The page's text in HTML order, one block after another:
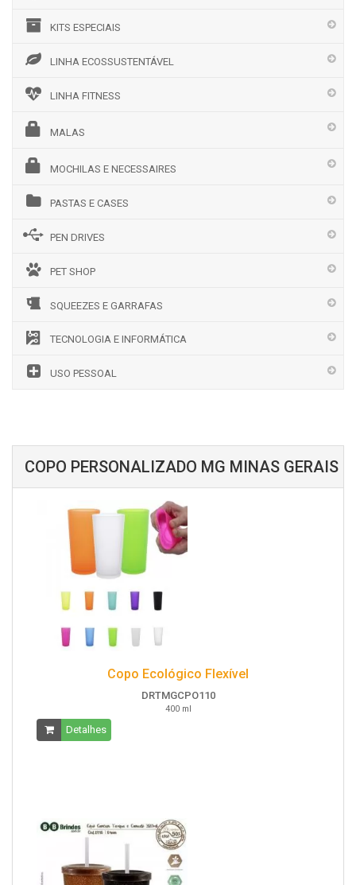
KITS ESPECIAIS
LINHA ECOSSUSTENTÁVEL
LINHA FITNESS
MALAS
MOCHILAS E NECESSAIRES
PASTAS E CASES
PEN DRIVES
PET SHOP
SQUEEZES E GARRAFAS
TECNOLOGIA E INFORMÁTICA
USO PESSOAL
COPO PERSONALIZADO MG MINAS GERAIS
Copo Ecológico Flexível
DRTMGCPO110
400 ml
Detalhes